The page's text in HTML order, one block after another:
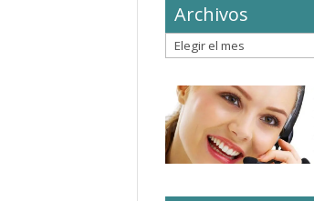
Archivos
Archivos